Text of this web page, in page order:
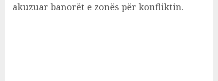
akuzuar banorët e zonës për konfliktin.